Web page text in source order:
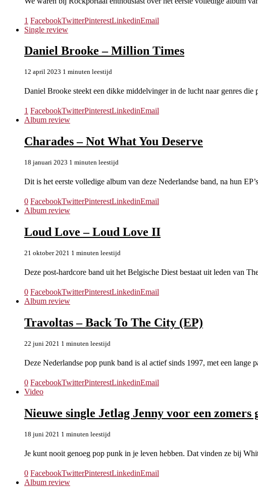
1 FacebookTwitterPinterestLinkedinEmail
Single review
Daniel Brooke – Million Times
12 april 2023 1 minuten leestijd
Daniel Brooke steekt een dikke middelvinger in de lucht naar genres
1 FacebookTwitterPinterestLinkedinEmail
Album review
Charades – Not What You Deserve
18 januari 2023 1 minuten leestijd
Dit is het eerste volledige album van deze Nederlandse band, na hun
0 FacebookTwitterPinterestLinkedinEmail
Album review
Loud Love – Loud Love II
21 oktober 2021 1 minuten leestijd
Deze post-hardcore band uit het Belgische Diest bestaat uit leden van
0 FacebookTwitterPinterestLinkedinEmail
Album review
Travoltas – Back To The City (EP)
22 juni 2021 1 minuten leestijd
Deze Nederlandse pop punk band is al actief sinds 1997, met een lange
0 FacebookTwitterPinterestLinkedinEmail
Video
Nieuwe single Jetlag Jenny voor een zomers
18 juni 2021 1 minuten leestijd
Je kunt nooit genoeg pop punk in je leven hebben. Dat vinden ze bij
0 FacebookTwitterPinterestLinkedinEmail
Album review